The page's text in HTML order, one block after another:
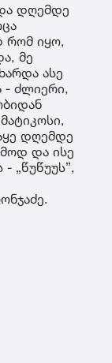
დღემდე
რომ იყო,
მე
ასე
- ძლიერი,
დღემდე
და ისე
„წუწუუს”,